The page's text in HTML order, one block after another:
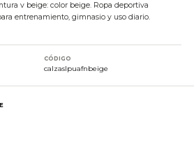
v beige: color beige. Ropa deportiva
entrenamiento, gimnasio y uso diario.
CÓDIGO
calzaslpuafnbeige